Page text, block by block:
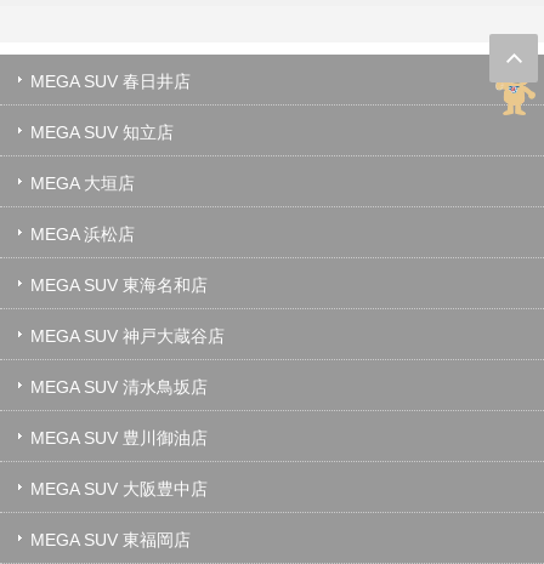
MEGA SUV 春日井店
MEGA SUV 知立店
MEGA 大垣店
MEGA 浜松店
MEGA SUV 東海名和店
MEGA SUV 神戸大蔵谷店
MEGA SUV 清水鳥坂店
MEGA SUV 豊川御油店
MEGA SUV 大阪豊中店
MEGA SUV 東福岡店